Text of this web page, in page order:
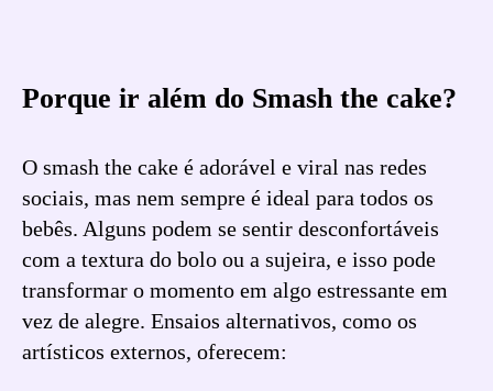
Porque ir além do Smash the cake?
O smash the cake é adorável e viral nas redes
sociais, mas nem sempre é ideal para todos os
bebês. Alguns podem se sentir desconfortáveis
com a textura do bolo ou a sujeira, e isso pode
transformar o momento em algo estressante em
vez de alegre. Ensaios alternativos, como os
artísticos externos, oferecem: